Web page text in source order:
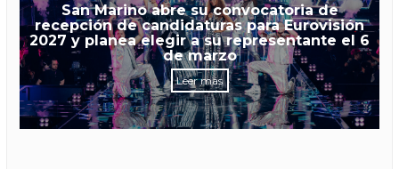
San Marino abre su convocatoria de
recepción de candidaturas para Eurovisión
2027 y planea elegir a su representante el 6
de marzo
Leer más